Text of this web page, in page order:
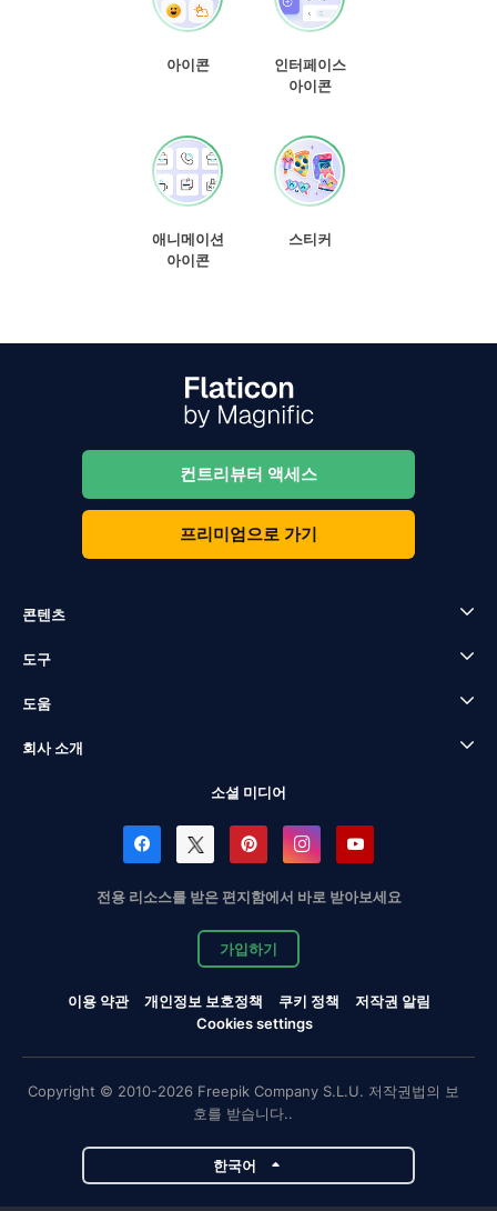
아이콘
인터페이스
아이콘
애니메이션
아이콘
스티커
컨트리뷰터 액세스
프리미엄으로 가기
콘텐츠
도구
도움
회사 소개
소셜 미디어
전용 리소스를 받은 편지함에서 바로 받아보세요
가입하기
이용 약관 개인정보 보호정책 쿠키 정책
저작권 알림
Cookies settings
Copyright © 2010-2026 Freepik Company S.L.U. 저작권법의 보
호를 받습니다..
한국어